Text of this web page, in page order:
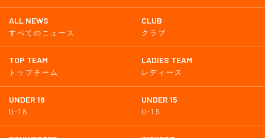
ALL NEWS
すべてのニュース
CLUB
クラブ
TOP TEAM
トップチーム
LADIES TEAM
レディース
UNDER 18
U-18
UNDER 15
U-15